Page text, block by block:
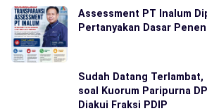
Assessment PT Inalum
Pertanyakan Dasar
Sudah Datang
soal Kuorum Paripurna
Diakui Fraksi PDIP